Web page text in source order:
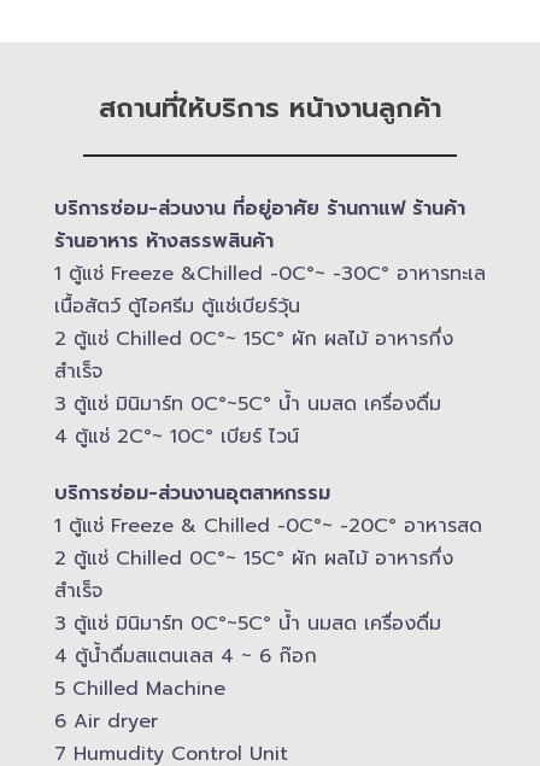
สถานที่ให้บริการ หน้างานลูกค้า
บริการซ่อม-​ส่วนงาน ที่อยู่อาศัย ร้านกาแฟ ร้านค้า
ร้านอาหาร ห้างสรรพสินค้า
1 ตู้แช่ Freeze &​Chilled -​0C°~ -​30C° อาหารทะเล
เนื้อสัตว์ ตู้ไอศรีม ตู้แช่เบียร์วุ้น
2 ตู้แช่ Chilled​ 0C°~ 15C° ผัก ผลไม้ อาหารกึ่ง
สำเร็จ
3 ตู้แช่​ มินิมาร์ท 0C°~5C° น้ำ นมสด เครื่องดื่ม
4 ตู้แช่ 2C°~ 10​C° เบียร์ ไวน์
บริการซ่อม-​ส่วนงานอุตสาหกรรม
1 ตู้แช่ Freeze &​ Chilled -​0C°~ -​20C° อาหารสด
2 ตู้แช่ Chilled​ 0C°~ 15C° ผัก ผลไม้ อาหารกึ่ง
สำเร็จ
3 ตู้แช่​ มินิมาร์ท 0C°~5C° น้ำ นมสด เครื่องดื่ม
4 ตู้น้ำดื่มสแตนเลส​ 4 ~ 6 ก๊อก
5 Chilled Mac​hine
6 Air dryer
7 Humudity Control Unit